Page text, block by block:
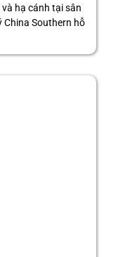
hạ cánh tại sân
China Southern hỗ